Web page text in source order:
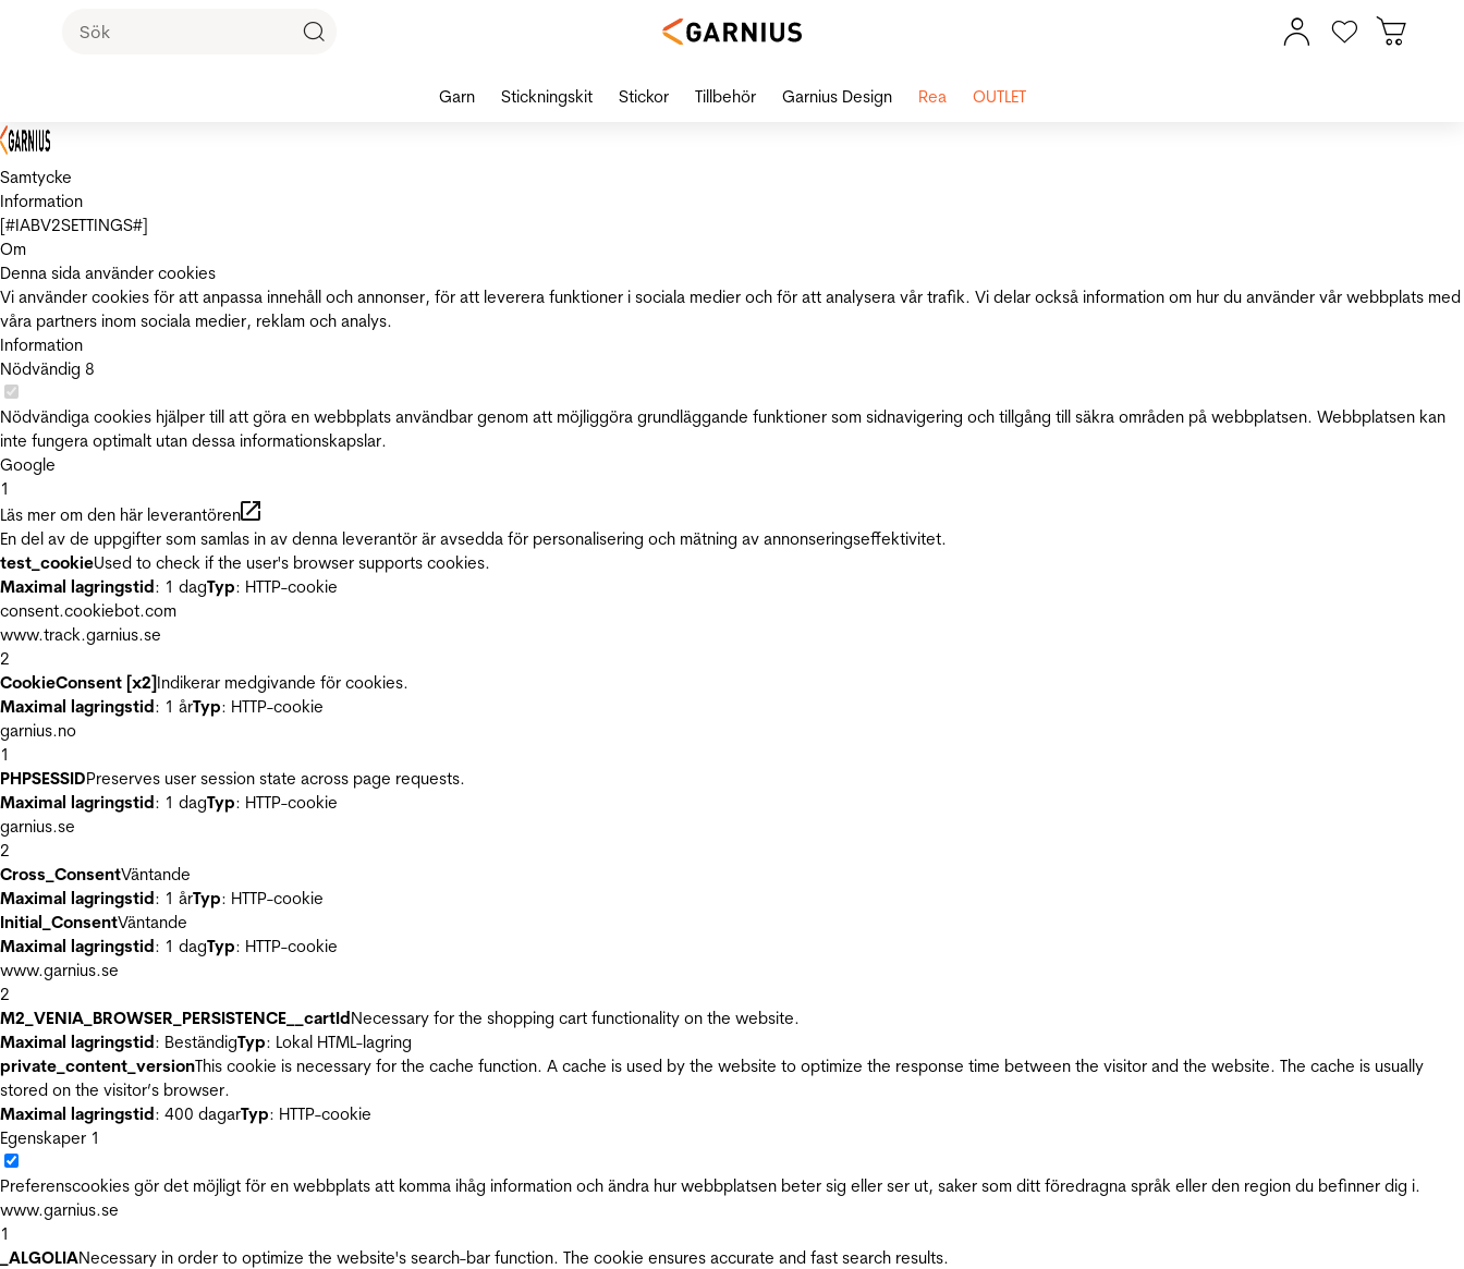
Samtycke
Information
[#IABV2SETTINGS#]
Om
Denna sida använder cookies
Vi använder cookies för att anpassa innehåll och annonser, för att leverera funktioner i sociala medier och för att analysera vår trafik. Vi delar också information om hur du använder vår webbplats med
våra partners inom sociala medier, reklam och analys.
Information
Nödvändig 8
Nödvändiga cookies hjälper till att göra en webbplats användbar genom att möjliggöra grundläggande funktioner som sidnavigering och tillgång till säkra områden på webbplatsen. Webbplatsen kan
inte fungera optimalt utan dessa informationskapslar.
Google
1
Läs mer om den här leverantören
En del av de uppgifter som samlas in av denna leverantör är avsedda för personalisering och mätning av annonseringseffektivitet.
test_cookieUsed to check if the user's browser supports cookies.
Maximal lagringstid: 1 dagTyp: HTTP-cookie
consent.cookiebot.com
www.track.garnius.se
2
CookieConsent [x2]Indikerar medgivande för cookies.
Maximal lagringstid: 1 årTyp: HTTP-cookie
garnius.no
1
PHPSESSIDPreserves user session state across page requests.
Maximal lagringstid: 1 dagTyp: HTTP-cookie
garnius.se
2
Cross_ConsentVäntande
Maximal lagringstid: 1 årTyp: HTTP-cookie
Initial_ConsentVäntande
Maximal lagringstid: 1 dagTyp: HTTP-cookie
www.garnius.se
2
M2_VENIA_BROWSER_PERSISTENCE__cartIdNecessary for the shopping cart functionality on the website.
Maximal lagringstid: BeständigTyp: Lokal HTML-lagring
private_content_versionThis cookie is necessary for the cache function. A cache is used by the website to optimize the response time between the visitor and the website. The cache is usually
stored on the visitor’s browser.
Maximal lagringstid: 400 dagarTyp: HTTP-cookie
Egenskaper 1
Preferenscookies gör det möjligt för en webbplats att komma ihåg information och ändra hur webbplatsen beter sig eller ser ut, saker som ditt föredragna språk eller den region du befinner dig i.
www.garnius.se
1
_ALGOLIANecessary in order to optimize the website's search-bar function. The cookie ensures accurate and fast search results.
Garn Stickningskit Stickor Tillbehör Garnius Design Rea OUTLET